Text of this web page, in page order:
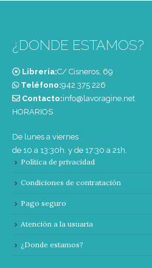
¿DONDE ESTAMOS?
Librería:C/ Cisneros, 69
Teléfono:‭942 375 226‬
Contacto:info@lavoragine.net
HORARIOS
De lunes a viernes
de 10 a 13:30h. y de 17:30 a 21h.
Política de privacidad
Condiciones de contratación
Pago seguro
Atención a la usuaria
¿Donde estamos?